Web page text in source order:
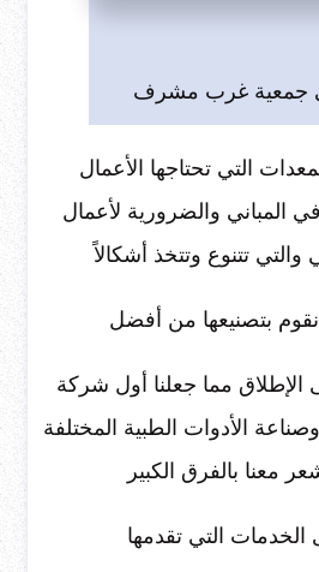
جمعية غرب مشرف
التي تحتاجها الأعمال
المباني والضرورية لأعمال
تتنوع وتتخذ أشكالاً
بتصنيعها من أفضل
الإطلاق مما جعلنا أول شركة
الأدوات الطبية المختلفة
معنا بالفرق الكبير
التي تقدمها